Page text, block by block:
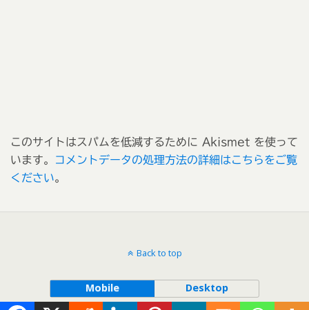
このサイトはスパムを低減するために Akismet を使って
います。
コメントデータの処理方法の詳細はこちらをご覧
ください。
Back to top
Mobile Desktop